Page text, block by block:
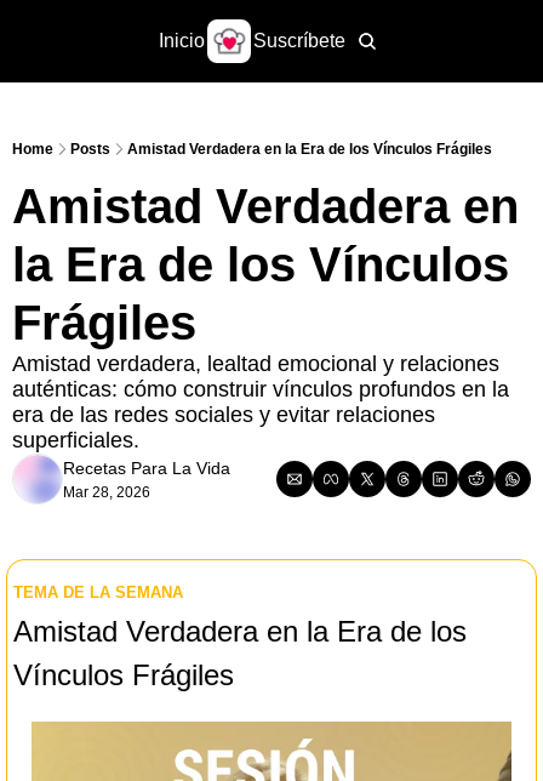
Inicio Suscríbete
Home Posts Amistad Verdadera en la Era de los Vínculos Frágiles
Amistad Verdadera en
la Era de los Vínculos
Frágiles
Amistad verdadera, lealtad emocional y relaciones
auténticas: cómo construir vínculos profundos en la
era de las redes sociales y evitar relaciones
superficiales.
Recetas Para La Vida
Mar 28, 2026
TEMA DE LA SEMANA
Amistad Verdadera en la Era de los
Vínculos Frágiles